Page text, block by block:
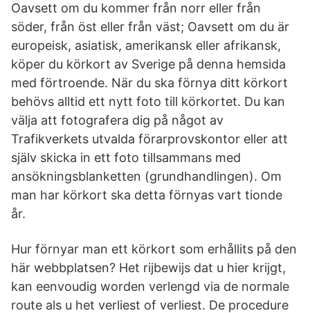
Oavsett om du kommer från norr eller från
söder, från öst eller från väst; Oavsett om du är
europeisk, asiatisk, amerikansk eller afrikansk,
köper du körkort av Sverige på denna hemsida
med förtroende. När du ska förnya ditt körkort
behövs alltid ett nytt foto till körkortet. Du kan
välja att fotografera dig på något av
Trafikverkets utvalda förarprovskontor eller att
själv skicka in ett foto tillsammans med
ansökningsblanketten (grundhandlingen). Om
man har körkort ska detta förnyas vart tionde
år.
Hur förnyar man ett körkort som erhållits på den
här webbplatsen? Het rijbewijs dat u hier krijgt,
kan eenvoudig worden verlengd via de normale
route als u het verliest of verliest. De procedure